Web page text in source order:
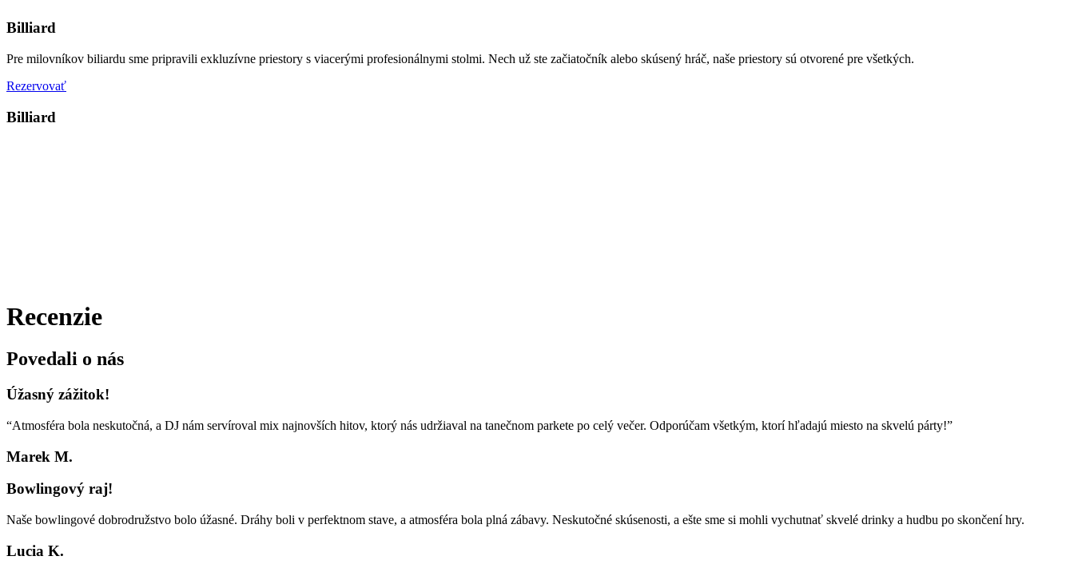
Billiard
Pre milovníkov biliardu sme pripravili exkluzívne priestory s viacerými profesionálnymi stolmi. Nech už ste začiatočník alebo skúsený hráč, naše priestory sú otvorené pre všetkých.
Rezervovať
Billiard
Recenzie
Povedali o nás
Úžasný zážitok!
“Atmosféra bola neskutočná, a DJ nám servíroval mix najnovších hitov, ktorý nás udržiaval na tanečnom parkete po celý večer. Odporúčam všetkým, ktorí hľadajú miesto na skvelú párty!”
Marek M.
Bowlingový raj!
Naše bowlingové dobrodružstvo bolo úžasné. Dráhy boli v perfektnom stave, a atmosféra bola plná zábavy. Neskutočné skúsenosti, a ešte sme si mohli vychutnať skvelé drinky a hudbu po skončení hry.
Lucia K.